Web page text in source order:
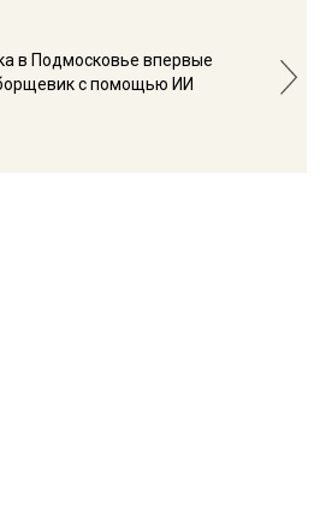
в Подмосковье впервые
с помощью ИИ